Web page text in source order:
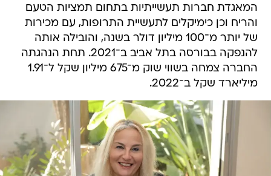
המאגדת חברות תעשייתיות בתחום תמציות הטעם
והריח וכן כימיקלים לתעשיית התרופות, עם מכירות
של יותר מ־100 מיליון דולר בשנה, והובילה אותה
להנפקה בבורסה בתל אביב ב־2021. תחת הנהגתה
החברה צמחה בשווי שוק מ־675 מיליון שקל ל־1.91
מיליארד שקל ב־2022.